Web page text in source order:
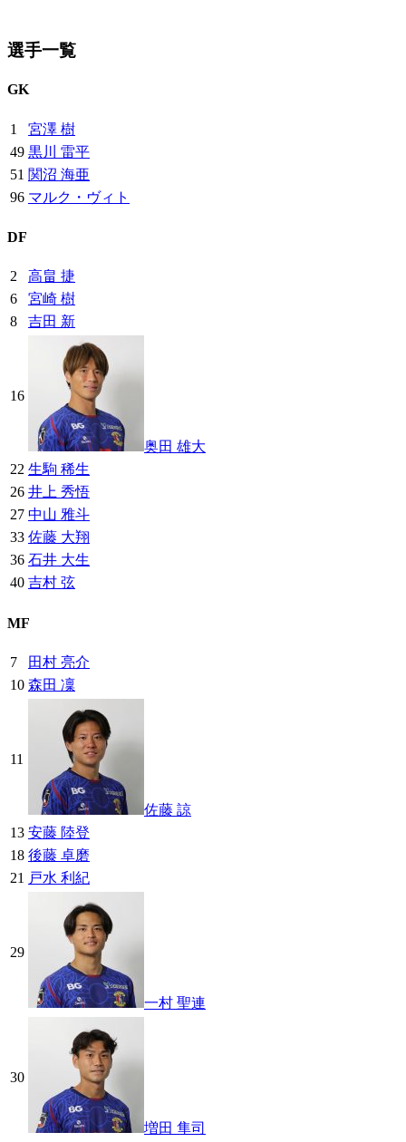
選手一覧
GK
1
宮澤 樹
49 黒川 雷平
51 関沼 海亜
96 マルク・ヴィト
DF
2
高畠 捷
6
宮崎 樹
8
吉田 新
16
奥田 雄大
22 生駒 稀生
26 井上 秀悟
27 中山 雅斗
33 佐藤 大翔
36 石井 大生
40 吉村 弦
MF
7
田村 亮介
10 森田 凜
11
佐藤 諒
13 安藤 陸登
18 後藤 卓磨
21 戸水 利紀
29
一村 聖連
30
増田 隼司